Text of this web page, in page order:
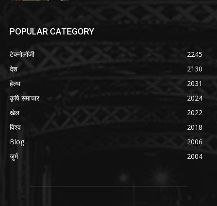
POPULAR CATEGORY
टेक्नोलॉजी
2245
देश
2130
हेल्थ
2031
कृषि समाचार
2024
खेल
2022
विश्व
2018
Blog
2006
जुर्म
2004